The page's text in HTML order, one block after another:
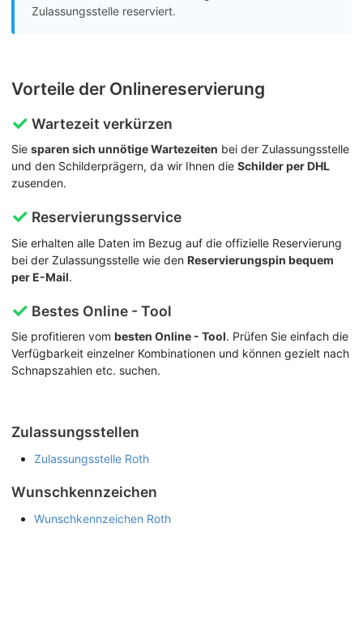
Zulassungsstelle reserviert.
Vorteile der Onlinereservierung
Wartezeit verkürzen
Sie sparen sich unnötige Wartezeiten bei der Zulassungsstelle
und den Schilderprägern, da wir Ihnen die Schilder per DHL
zusenden.
Reservierungsservice
Sie erhalten alle Daten im Bezug auf die offizielle Reservierung
bei der Zulassungsstelle wie den Reservierungspin bequem
per E-Mail.
Bestes Online - Tool
Sie profitieren vom besten Online - Tool. Prüfen Sie einfach die
Verfügbarkeit einzelner Kombinationen und können gezielt nach
Schnapszahlen etc. suchen.
Zulassungsstellen
Zulassungsstelle Roth
Wunschkennzeichen
Wunschkennzeichen Roth